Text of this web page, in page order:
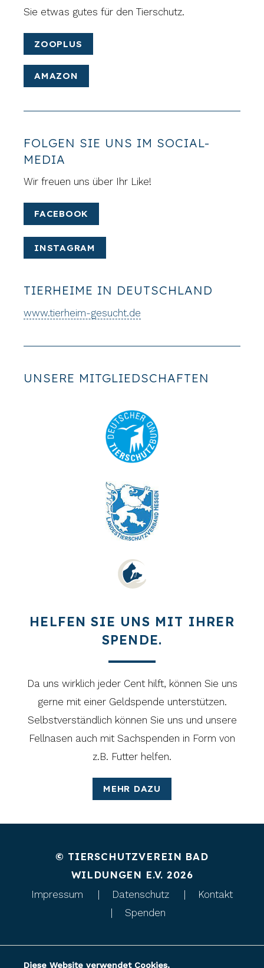
Sie etwas gutes für den Tierschutz.
ZOOPLUS
AMAZON
FOLGEN SIE UNS IM SOCIAL-
MEDIA
Wir freuen uns über Ihr Like!
FACEBOOK
INSTAGRAM
TIERHEIME IN DEUTSCHLAND
www.tierheim-gesucht.de
UNSERE MITGLIEDSCHAFTEN
HELFEN SIE UNS MIT IHRER
SPENDE.
Da uns wirklich jeder Cent hilft, können Sie uns
gerne mit einer Geldspende unterstützen.
Selbstverständlich können Sie uns und unsere
Fellnasen auch mit Sachspenden in Form von
z.B. Futter helfen.
MEHR DAZU
© TIERSCHUTZVEREIN BAD
WILDUNGEN E.V. 2026
Impressum Datenschutz
Kontakt
Spenden
Diese Website verwendet Cookies.